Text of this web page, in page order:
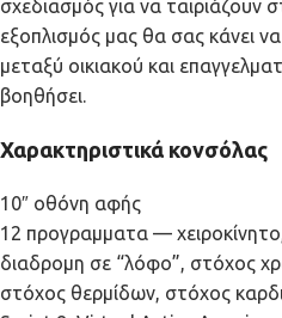
σχεδιασμός για να ταιριάζουν
εξοπλισμός μας θα σας κάνει
μεταξύ οικιακού και
βοηθήσει.
Χαρακτηριστικά κονσόλας
10″ οθόνη αφής
12 προγραμματα —
διαδρομη σε “λόφο”, στόχος
στόχος θερμίδων, στόχος